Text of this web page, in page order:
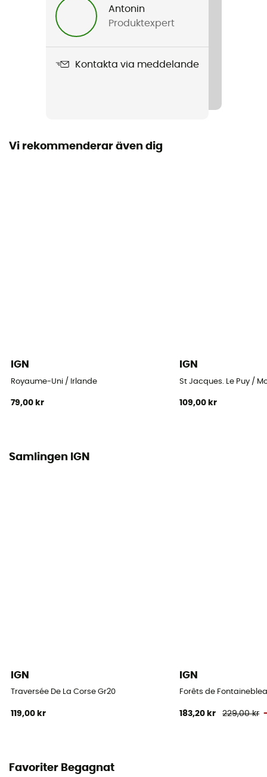
Antonin
Produktexpert
Kontakta via meddelande
Vi rekommenderar även dig
IGN
Royaume-Uni / Irlande
79,00 kr
IGN
St Jacques. Le Puy /
109,00 kr
Samlingen IGN
IGN
Traversée De La Corse Gr20
119,00 kr
IGN
Forêts de
183,20 kr 229,00 kr
Favoriter Begagnat